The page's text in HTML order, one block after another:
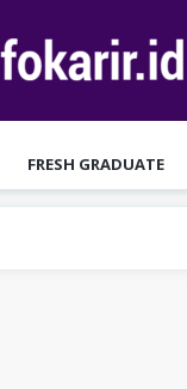
FRESH GRADUATE